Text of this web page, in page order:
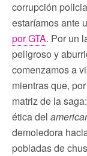
corrupción
estaríamos ante
por GTA. Por un
peligroso y
comenzamos a
mientras que,
matriz de la
ética del
demoledora
pobladas de